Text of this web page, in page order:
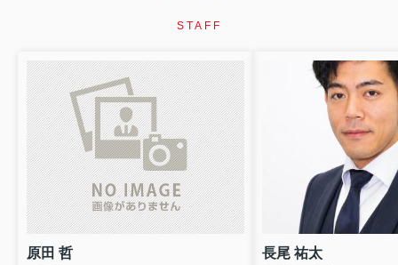
STAFF
原田 哲 長尾 祐太